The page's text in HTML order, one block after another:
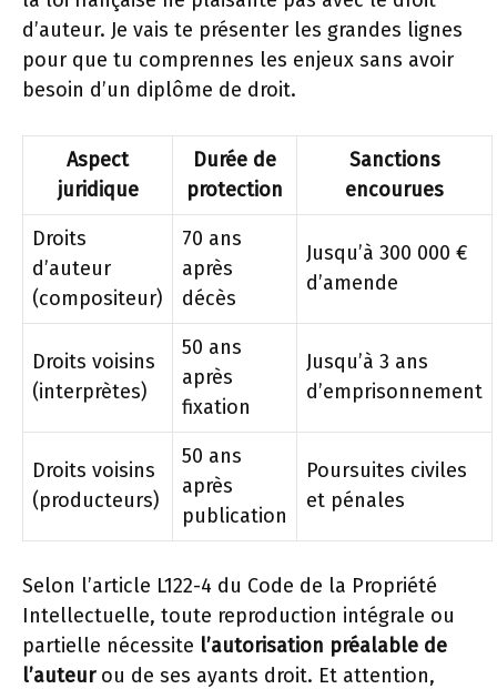
d’auteur. Je vais te présenter les grandes lignes
pour que tu comprennes les enjeux sans avoir
besoin d’un diplôme de droit.
Aspect
juridique
Durée de
protection
Sanctions
encourues
Droits
d’auteur
(compositeur)
70 ans
après
décès
Jusqu’à 300 000 €
d’amende
Droits voisins
(interprètes)
50 ans
après
fixation
Jusqu’à 3 ans
d’emprisonnement
Droits voisins
(producteurs)
50 ans
après
publication
Poursuites civiles
et pénales
Selon l’article L122-4 du Code de la Propriété
Intellectuelle, toute reproduction intégrale ou
partielle nécessite l’autorisation préalable de
l’auteurou de ses ayants droit. Et attention,